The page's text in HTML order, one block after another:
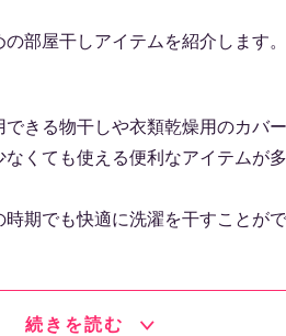
部屋干しアイテムを紹介します。
きる物干しや衣類乾燥用のカバ
くても使える便利なアイテムが
期でも快適に洗濯を干すことがで
続きを読む